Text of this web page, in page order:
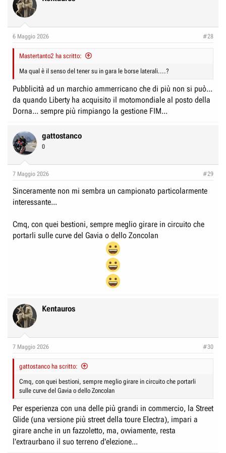
6 Maggio 2026 #28
Mastertanto2 ha scritto:
Ma qual è il senso del tener su in gara le borse laterali....?
Pubblicità ad un marchio ammerricano che di più non si può...
da quando Liberty ha acquisito il motomondiale al posto della
Dorna... sempre più rimpiango la gestione FIM...
gattostanco
0
7 Maggio 2026 #29
Sinceramente non mi sembra un campionato particolarmente
interessante...
Cmq, con quei bestioni, sempre meglio girare in circuito che
portarli sulle curve del Gavia o dello Zoncolan
Kentauros
7 Maggio 2026 #30
gattostanco ha scritto:
Cmq, con quei bestioni, sempre meglio girare in circuito che portarli
sulle curve del Gavia o dello Zoncolan
Per esperienza con una delle più grandi in commercio, la Street
Glide (una versione più street della toure Electra), impari a
girare anche in un fazzoletto, ma, ovviamente, resta
l'extraurbano il suo terreno d'elezione...